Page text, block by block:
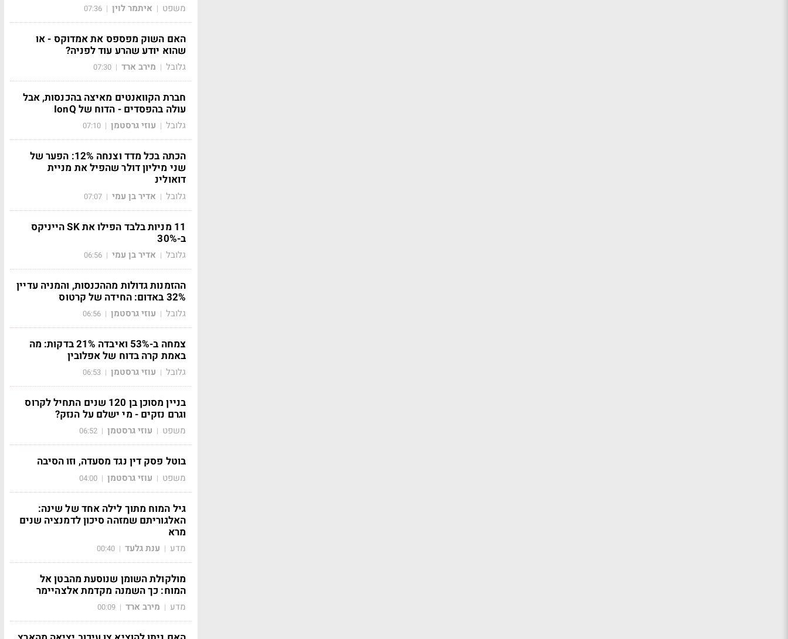
משפט | איתמר לוין |
07:36
האם השוק מפספס את אמדוקס - או
שהוא יודע שהרע עוד לפניה?
גלובל | מירב ארד |
07:30
חברת הקוואנטים מאיצה בהכנסות, אבל
עולה בהפסדים - הדוח של IonQ
גלובל | עוזי גרסטמן |
07:10
הכתה בכל מדד וצנחה 12%: הפער של
שני מיליון דולר שהפיל את מניית
דואולינ
גלובל | אדיר בן עמי |
07:07
11 מניות בלבד הפילו את SK הייניקס
ב-30%
גלובל | אדיר בן עמי |
06:56
ההזמנות גדולות מההכנסות, והמניה עדיין
32% באדום: החידה של קרטוס
גלובל | עוזי גרסטמן |
06:56
צמחה ב-53% ואיבדה 21% בדקות: מה
באמת קרה בדוח של אפלובין
גלובל | עוזי גרסטמן |
06:53
בניין מסוכן בן 120 שנים התחיל לקרוס
וגרם נזקים - מי ישלם על הנזק?
משפט | עוזי גרסטמן |
06:52
בוטל פסק דין נגד מסעדה, וזו הסיבה
משפט | עוזי גרסטמן |
04:00
גיל המוח מתוך לילה אחד של שינה:
האלגוריתם שמזהה סיכון לדמנציה שנים
מרא
מדע | ענת גלעד |
00:40
מולקולת השומן שנוסעת מהבטן אל
המוח: כך השמנה מקדמת אלצהיימר
מדע | מירב ארד |
00:09